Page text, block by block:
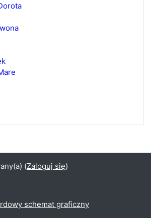
(Zaloguj się)
schemat graficzny